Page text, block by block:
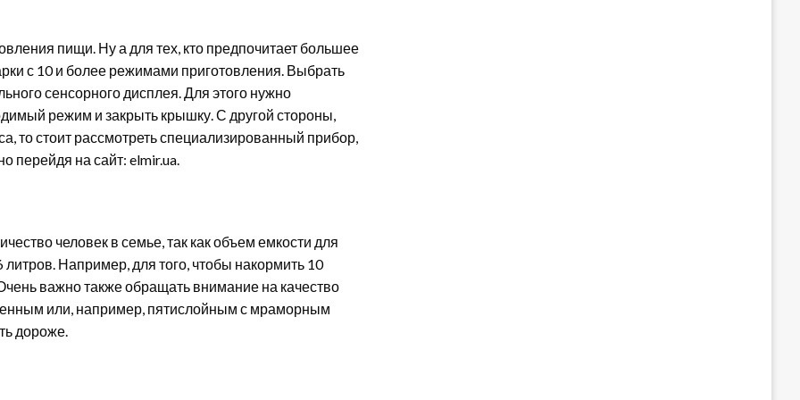
пищи. Ну а для тех, кто предпочитает большее
с 10 и более режимами приготовления. Выбрать
сенсорного дисплея. Для этого нужно
режим и закрыть крышку. С другой стороны,
то стоит рассмотреть специализированный прибор,
перейдя на сайт: elmir.ua.
человек в семье, так как объем емкости для
Например, для того, чтобы накормить 10
важно также обращать внимание на качество
или, например, пятислойным с мраморным
дороже.